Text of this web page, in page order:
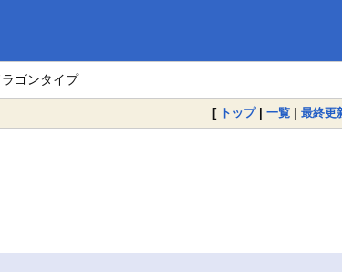
ゴンタイプ
[ トップ| 一覧 | 最終更